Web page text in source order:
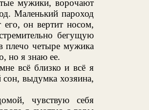
мужики, ворочают
Маленький пароход
его, он вертит носом,
бегущую
плечо четыре мужика
но я знаю ее.
всё близко и всё я
выдумка хозяина,
чувствую себя